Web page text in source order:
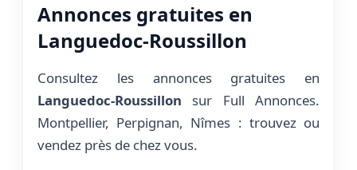
Annonces gratuites en
Languedoc-Roussillon
Consultez les annonces gratuites en
Languedoc-Roussillon sur Full Annonces.
Montpellier, Perpignan, Nîmes : trouvez ou
vendez près de chez vous.